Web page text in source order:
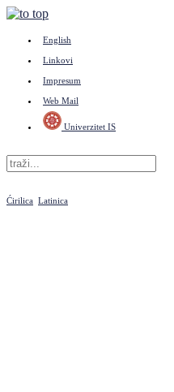
English
Linkovi
Impresum
Web Mail
Univerzitet IS
Ćirilica Latinica